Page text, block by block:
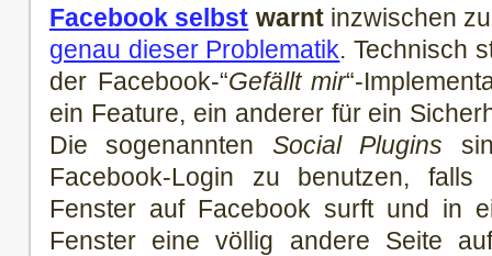
Facebook selbst warntinzwischen
genau dieser Problematik. Technisch
der Facebook-“Gefällt mir“-
ein Feature, ein anderer für ein
Die sogenannten Social Plugins
Facebook-Login zu benutzen,
Fenster auf Facebook surft und in
Fenster eine völlig andere Seite